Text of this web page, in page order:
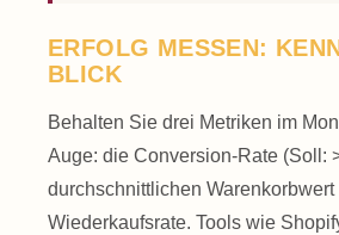
ERFOLG MESSEN:
BLICK
Behalten Sie drei Metriken im
Auge: die Conversion-Rate (Soll:
durchschnittlichen
Wiederkaufs­rate. Tools wie